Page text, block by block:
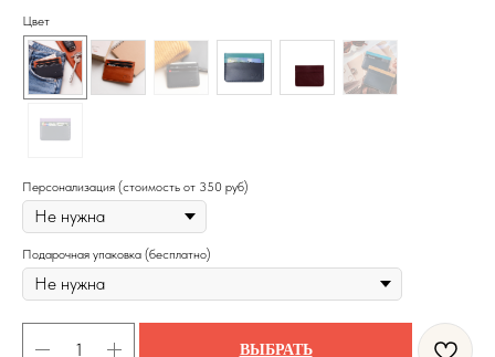
Цвет
Персонализация (стоимость от 350 руб)
Подарочная упаковка (бесплатно)
ВЫБРАТЬ